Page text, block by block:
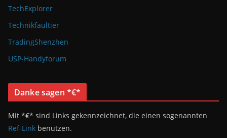
TechExplorer
Technikfaultier
TradingShenzhen
USP-Handyforum
Danke sagen *€*
Mit *€* sind Links gekennzeichnet, die einen sogenannten
Ref-Link benutzen.